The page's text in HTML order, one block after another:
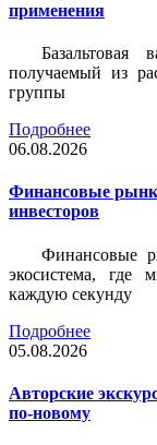
применения
получаемый из
группы
Подробнее
06.08.2026
Финансовые
инвесторов
Финансовые
экосистема, где
каждую секунду
Подробнее
05.08.2026
Авторские
по-новому